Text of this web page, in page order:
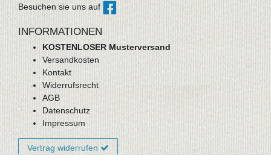
Besuchen sie uns auf
INFORMATIONEN
KOSTENLOSER Musterversand
Versandkosten
Kontakt
Widerrufsrecht
AGB
Datenschutz
Impressum
Vertrag widerrufen